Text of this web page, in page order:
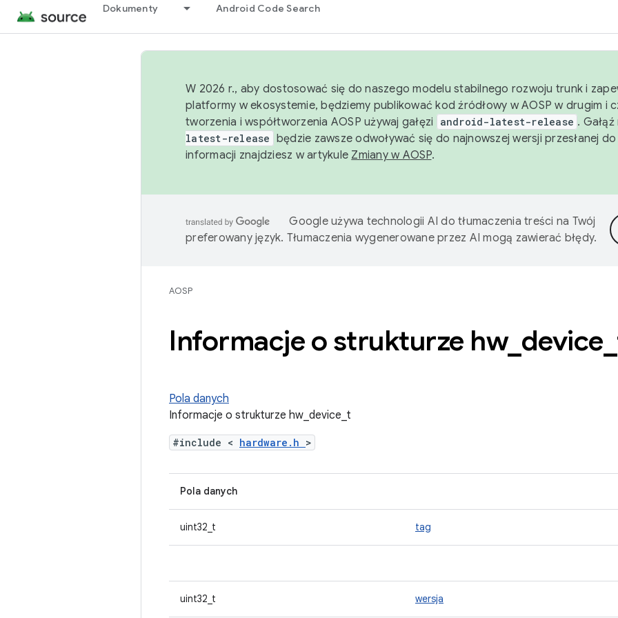
Dokumenty Android Code Search
W 2026 r., aby dostosować się do naszego modelu stabilnego rozwoju trunk i
platformy w ekosystemie, będziemy publikować kod źródłowy w AOSP w drugim i
tworzenia i współtworzenia AOSP używaj gałęzi
android-latest-release .
latest-release będzie zawsze odwoływać się do najnowszej wersji przesłanej do
informacji znajdziesz w artykule Zmiany w AOSP.
Google używa technologii AI do tłumaczenia treści na Twój
preferowany język. Tłumaczenia wygenerowane przez AI mogą zawierać błędy.
AOSP
Informacje o strukturze hw_ device
Pola danych
Informacje o strukturze hw_device_t
#include < hardware.h >
Pola danych
uint32_t tag
uint32_t wersja